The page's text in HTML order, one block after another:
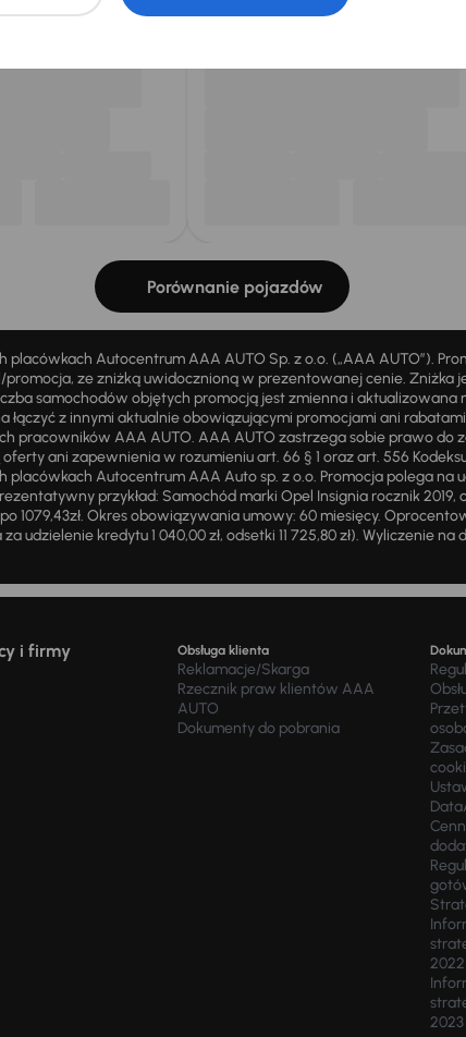
Porównanie pojazdów
placówkach Autocentrum AAA AUTO Sp. z o.o. („AAA AUTO”).
ze zniżką uwidocznioną w prezentowanej cenie. Zniżka
samochodów objętych promocją jest zmienna i
łączyć z innymi aktualnie obowiązującymi promocjami ani
pracowników AAA AUTO. AAA AUTO zastrzega sobie prawo
ani zapewnienia w rozumieniu art. 66 § 1 oraz art. 556
Autocentrum AAA Auto sp. z o.o. Promocja polega na
przykład: Samochód marki Opel Insignia rocznik 2019,
1079,43zł. Okres obowiązywania umowy: 60 miesięcy.
udzielenie kredytu 1 040,00 zł, odsetki 11 725,80 zł). Wyliczenie
i firmy
Obsługa klienta
Reklamacje/Skarga
Rzecznik praw klientów AAA
AUTO
Dokumenty do pobrania
2022
2023